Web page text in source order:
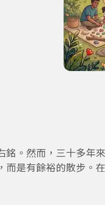
。然而，三十多年
是有餘裕的散步。